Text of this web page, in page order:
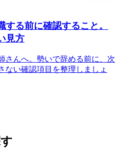
る前に確認すること。
見方
さんへ。勢いで辞める前に、次
ない確認項目を整理しましょ